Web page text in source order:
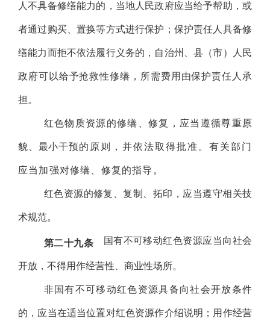
人不具备修缮能力的，当地人民政府应当给予帮助，或
者通过购买、置换等方式进行保护；保护责任人具备修
缮能力而拒不依法履行义务的，自治州、县（市）人民
政府可以给予抢救性修缮，所需费用由保护责任人承
担。
红色物质资源的修缮、修复，应当遵循尊重原
貌、最小干预的原则，并依法取得批准。有关部门
应当加强对修缮、修复的指导。
红色资源的修复、复制、拓印，应当遵守相关技
术规范。
第二十九条 国有不可移动红色资源应当向社会
开放，不得用作经营性、商业性场所。
非国有不可移动红色资源具备向社会开放条件
的，应当在适当位置对红色资源作介绍说明；用作经营